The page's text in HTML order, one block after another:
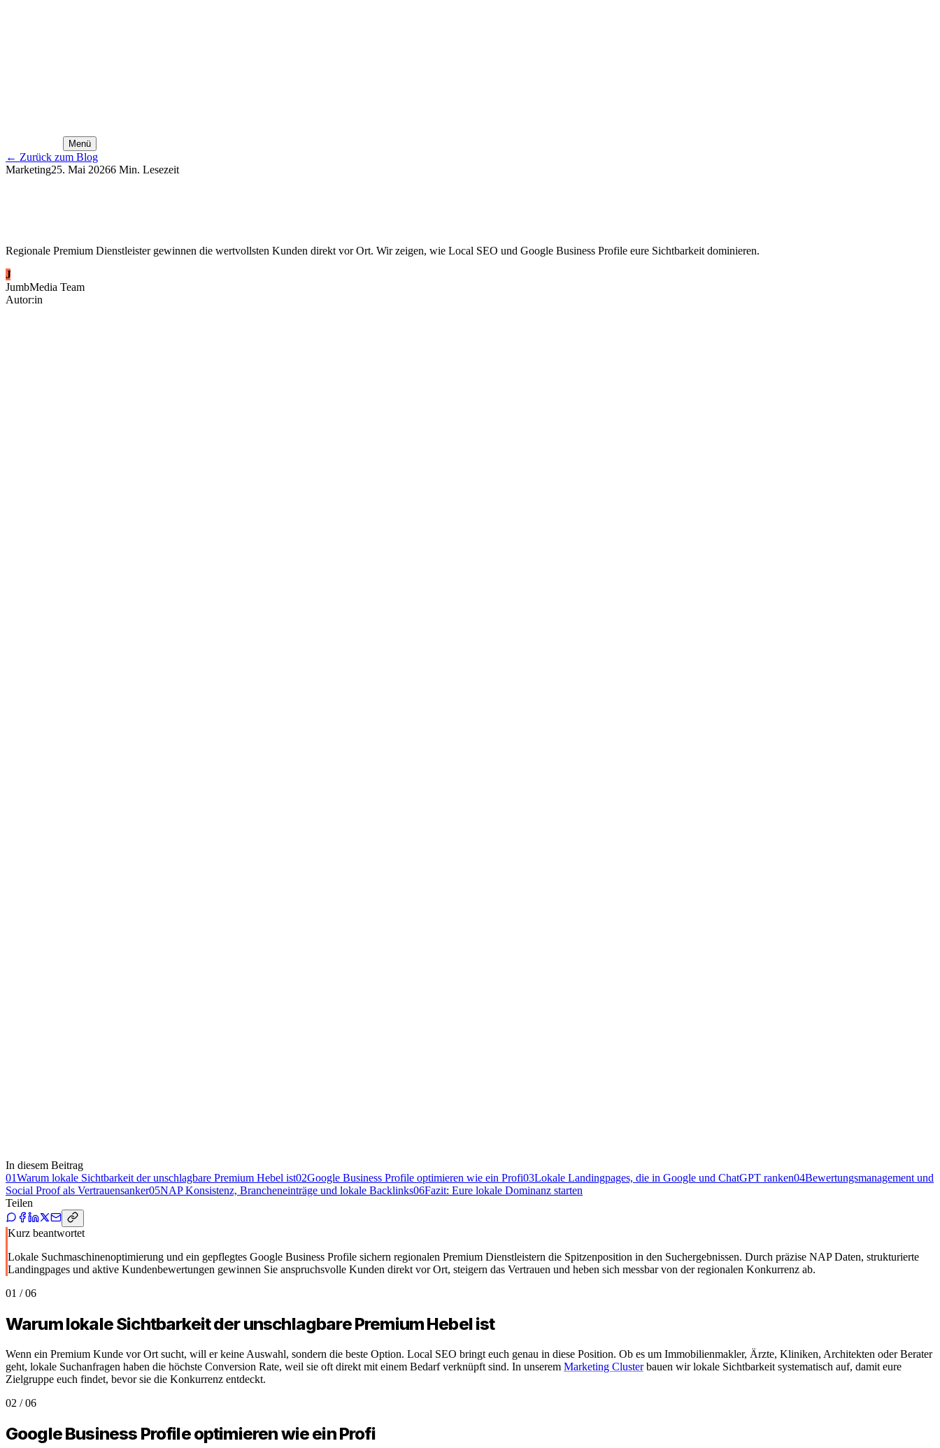
Menü
← Zurück zum Blog
Marketing25. Mai 20266 Min. Lesezeit
Regionale Premium Dienstleister gewinnen die wertvollsten Kunden direkt vor Ort. Wir zeigen, wie Local SEO und Google Business Profile eure Sichtbarkeit dominieren.
J
JumbMedia Team
Autor:in
In diesem Beitrag
01Warum lokale Sichtbarkeit der unschlagbare Premium Hebel ist02Google Business Profile optimieren wie ein Profi03Lokale Landingpages, die in Google und ChatGPT ranken04Bewertungsmanagement und
Social Proof als Vertrauensanker05NAP Konsistenz, Brancheneinträge und lokale Backlinks06Fazit: Eure lokale Dominanz starten
Teilen
Kurz beantwortet
Lokale Suchmaschinenoptimierung und ein gepflegtes Google Business Profile sichern regionalen Premium Dienstleistern die Spitzenposition in den Suchergebnissen. Durch präzise NAP Daten, strukturierte
Landingpages und aktive Kundenbewertungen gewinnen Sie anspruchsvolle Kunden direkt vor Ort, steigern das Vertrauen und heben sich messbar von der regionalen Konkurrenz ab.
01 /06
Warum lokale Sichtbarkeit der unschlagbare Premium Hebel ist
Wenn ein Premium Kunde vor Ort sucht, will er keine Auswahl, sondern die beste Option. Local SEO bringt euch genau in diese Position. Ob es um Immobilienmakler, Ärzte, Kliniken, Architekten oder Berater
geht, lokale Suchanfragen haben die höchste Conversion Rate, weil sie oft direkt mit einem Bedarf verknüpft sind. In unserem Marketing Clusterbauen wir lokale Sichtbarkeit systematisch auf, damit eure
Zielgruppe euch findet, bevor sie die Konkurrenz entdeckt.
02 /06
Google Business Profile optimieren wie ein Profi